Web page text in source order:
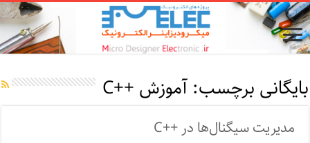
بایگانی برچسب:آموزش ++C
مدیریت سیگنال‌ها در ++C